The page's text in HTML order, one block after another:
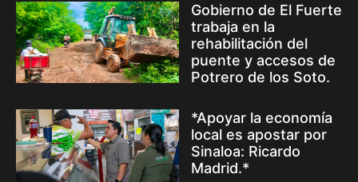
Gobierno de El Fuerte
trabaja en la
rehabilitación del
puente y accesos de
Potrero de los Soto.
*Apoyar la economía
local es apostar por
Sinaloa: Ricardo
Madrid.*